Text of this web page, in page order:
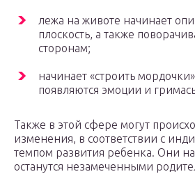
лежа на животе начинает
плоскость, а также
сторонам;
начинает «строить
появляются эмоции и
Также в этой сфере могут
изменения, в соответствии с
темпом развития ребенка. Они
останутся незамеченными